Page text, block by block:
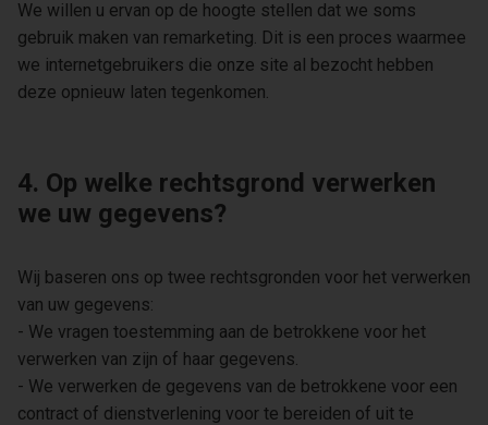
We willen u ervan op de hoogte stellen dat we soms
gebruik maken van remarketing. Dit is een proces waarmee
we internetgebruikers die onze site al bezocht hebben
deze opnieuw laten tegenkomen.
4. Op welke rechtsgrond verwerken
we uw gegevens?
Wij baseren ons op twee rechtsgronden voor het verwerken
van uw gegevens:
- We vragen toestemming aan de betrokkene voor het
verwerken van zijn of haar gegevens.
- We verwerken de gegevens van de betrokkene voor een
contract of dienstverlening voor te bereiden of uit te